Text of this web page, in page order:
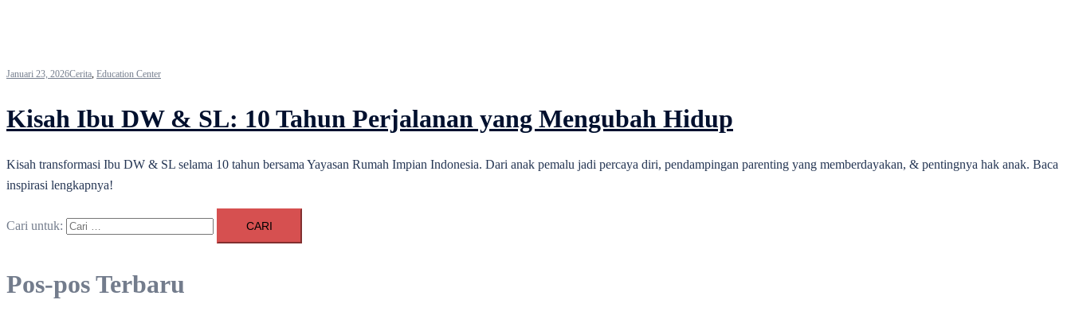
Januari 23, 2026Cerita, Education Center
Kisah Ibu DW & SL: 10 Tahun Perjalanan yang Mengubah Hidup
Kisah transformasi Ibu DW & SL selama 10 tahun bersama Yayasan Rumah Impian Indonesia. Dari anak pemalu jadi percaya diri, pendampingan parenting yang memberdayakan, & pentingnya hak anak. Baca
inspirasi lengkapnya!
Cari untuk:
Pos-pos Terbaru